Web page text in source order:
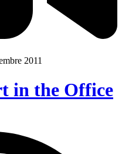
2011
in the Office